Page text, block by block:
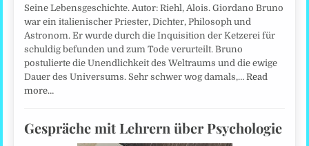
Seine Lebensgeschichte. Autor: Riehl, Alois. Giordano Bruno
war ein italienischer Priester, Dichter, Philosoph und
Astronom. Er wurde durch die Inquisition der Ketzerei für
schuldig befunden und zum Tode verurteilt. Bruno
postulierte die Unendlichkeit des Weltraums und die ewige
Dauer des Universums. Sehr schwer wog damals,…Read
more…
Gespräche mit Lehrern über Psychologie